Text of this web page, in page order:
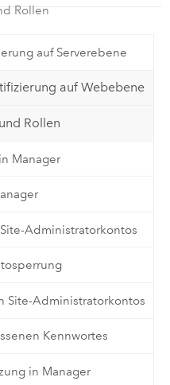
Rollen
auf Serverebene
auf Webebene
Rollen
Manager
Administratorkontos
Site-Administratorkontos
Kennwortes
in Manager